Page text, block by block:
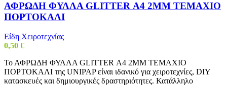
ΑΦΡΩΔΗ ΦΥΛΛΑ GLITTER Α4 2MM ΤΕΜΑΧΙΟ
ΠΟΡΤΟΚΑΛΙ
Είδη Χειροτεχνίας
0,50 €
Το ΑΦΡΩΔΗ ΦΥΛΛΑ GLITTER Α4 2MM ΤΕΜΑΧΙΟ
ΠΟΡΤΟΚΑΛΙ της UNIPAP είναι ιδανικό για χειροτεχνίες, DIY
κατασκευές και δημιουργικές δραστηριότητες. Κατάλληλο